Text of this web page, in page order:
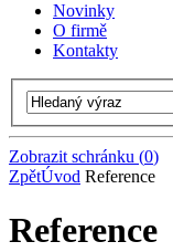
Novinky
O firmě
Kontakty
Zobrazit schránku (0)
ZpětÚvod Reference
Reference